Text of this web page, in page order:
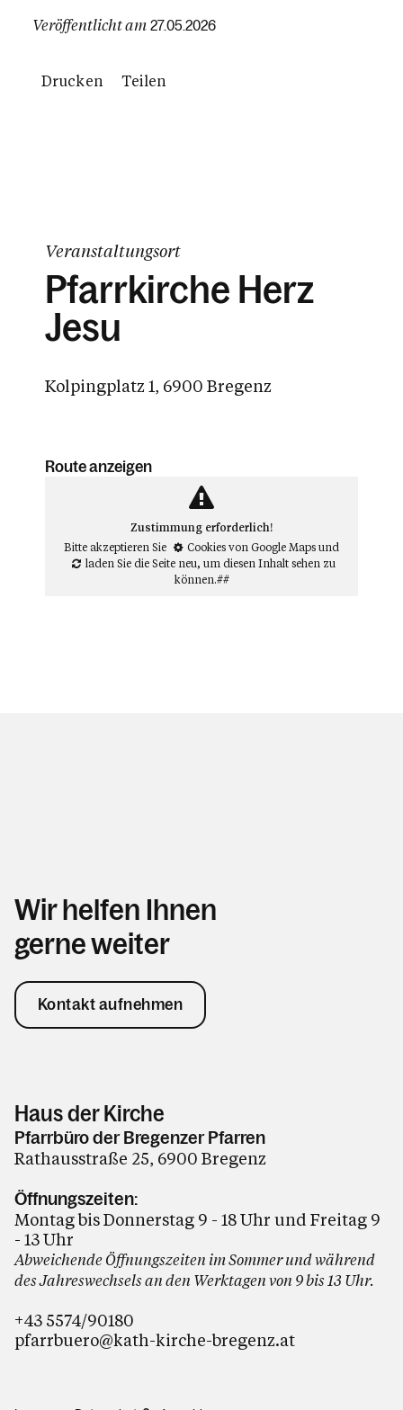
Veröffentlicht am 27.05.2026
Drucken Teilen
Veranstaltungsort
Pfarrkirche Herz
Jesu
Kolpingplatz 1, 6900 Bregenz
Route anzeigen
Zustimmung erforderlich!
Bitte akzeptieren Sie
Cookies von Google Mapsund
laden Sie die Seite neu, um diesen Inhalt sehen zu
können.##
Wir helfen Ihnen
gerne weiter
Kontakt aufnehmen
Haus der Kirche
Pfarrbüro der Bregenzer Pfarren
Rathausstraße 25, 6900 Bregenz
Öffnungszeiten:
Montag bis Donnerstag 9 - 18 Uhr und Freitag 9
- 13 Uhr
Abweichende Öffnungszeiten im Sommer und während
des Jahreswechsels an den Werktagen von 9 bis 13 Uhr.
+43 5574/90180
pfarrbuero@kath-kirche-bregenz.at